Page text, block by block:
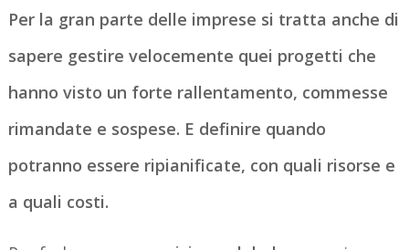
Per la gran parte delle imprese si tratta anche di
sapere gestire velocemente quei progetti che
hanno visto un forte rallentamento, commesse
rimandate e sospese. E definire quando
potranno essere ripianificate, con quali risorse e
a quali costi.